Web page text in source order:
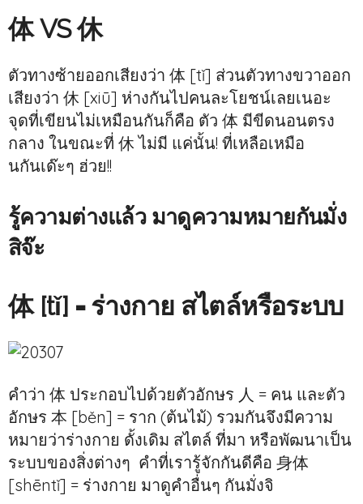
体 VS 休
ตัวทางซ้ายออกเสียงว่า 体 [tǐ] ส่วนตัวทางขวาออก
เสียงว่า 休 [xiū] ห่างกันไปคนละโยชน์เลยเนอะ
จุดที่เขียนไม่เหมือนกันก็คือ ตัว 体 มีขีดนอนตรง
กลาง ในขณะที่ 休 ไม่มี แค่นั้น! ที่เหลือเหมือ
นกันเด๊ะๆ ฮ่วย!!
รู้ความต่างแล้ว มาดูความหมายกันมั่ง
สิจ๊ะ
体 [tǐ] = ร่างกาย สไตล์หรือระบบ
คำว่า 体 ประกอบไปด้วยตัวอักษร 人 = คน และตัว
อักษร 本 [běn] = ราก (ต้นไม้) รวมกันจึงมีความ
หมายว่าร่างกาย ดั้งเดิม สไตล์ ที่มา หรือพัฒนาเป็น
ระบบของสิ่งต่างๆ คำที่เรารู้จักกันดีคือ 身体
[shēntǐ] = ร่างกาย มาดูคำอื่นๆ กันมั่งจิ